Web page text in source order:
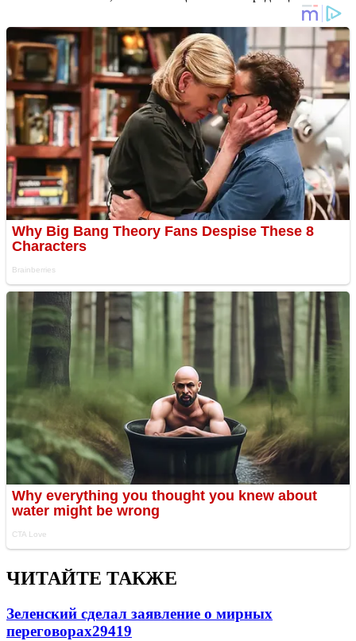
ЧИТАЙТЕ ТАКЖЕ
Зеленский сделал заявление о мирных
переговорах29419